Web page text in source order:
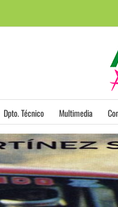
Dpto. Técnico Multimedia